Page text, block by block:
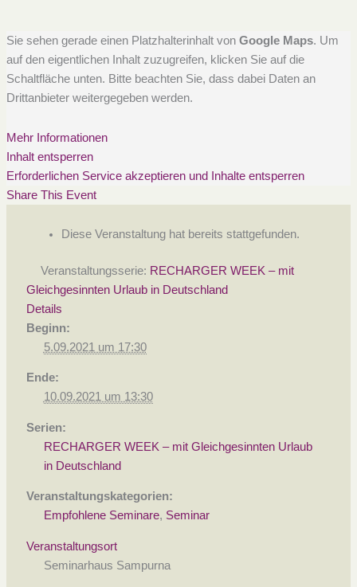
Sie sehen gerade einen Platzhalterinhalt von Google Maps. Um
auf den eigentlichen Inhalt zuzugreifen, klicken Sie auf die
Schaltfläche unten. Bitte beachten Sie, dass dabei Daten an
Drittanbieter weitergegeben werden.
Mehr Informationen
Inhalt entsperren
Erforderlichen Service akzeptieren und Inhalte entsperren
Share This Event
Diese Veranstaltung hat bereits stattgefunden.
Veranstaltungsserie: RECHARGER WEEK – mit
Gleichgesinnten Urlaub in Deutschland
Details
Beginn:
5.09.2021 um 17:30
Ende:
10.09.2021 um 13:30
Serien:
RECHARGER WEEK – mit Gleichgesinnten Urlaub
in Deutschland
Veranstaltungskategorien:
Empfohlene Seminare, Seminar
Veranstaltungsort
Seminarhaus Sampurna